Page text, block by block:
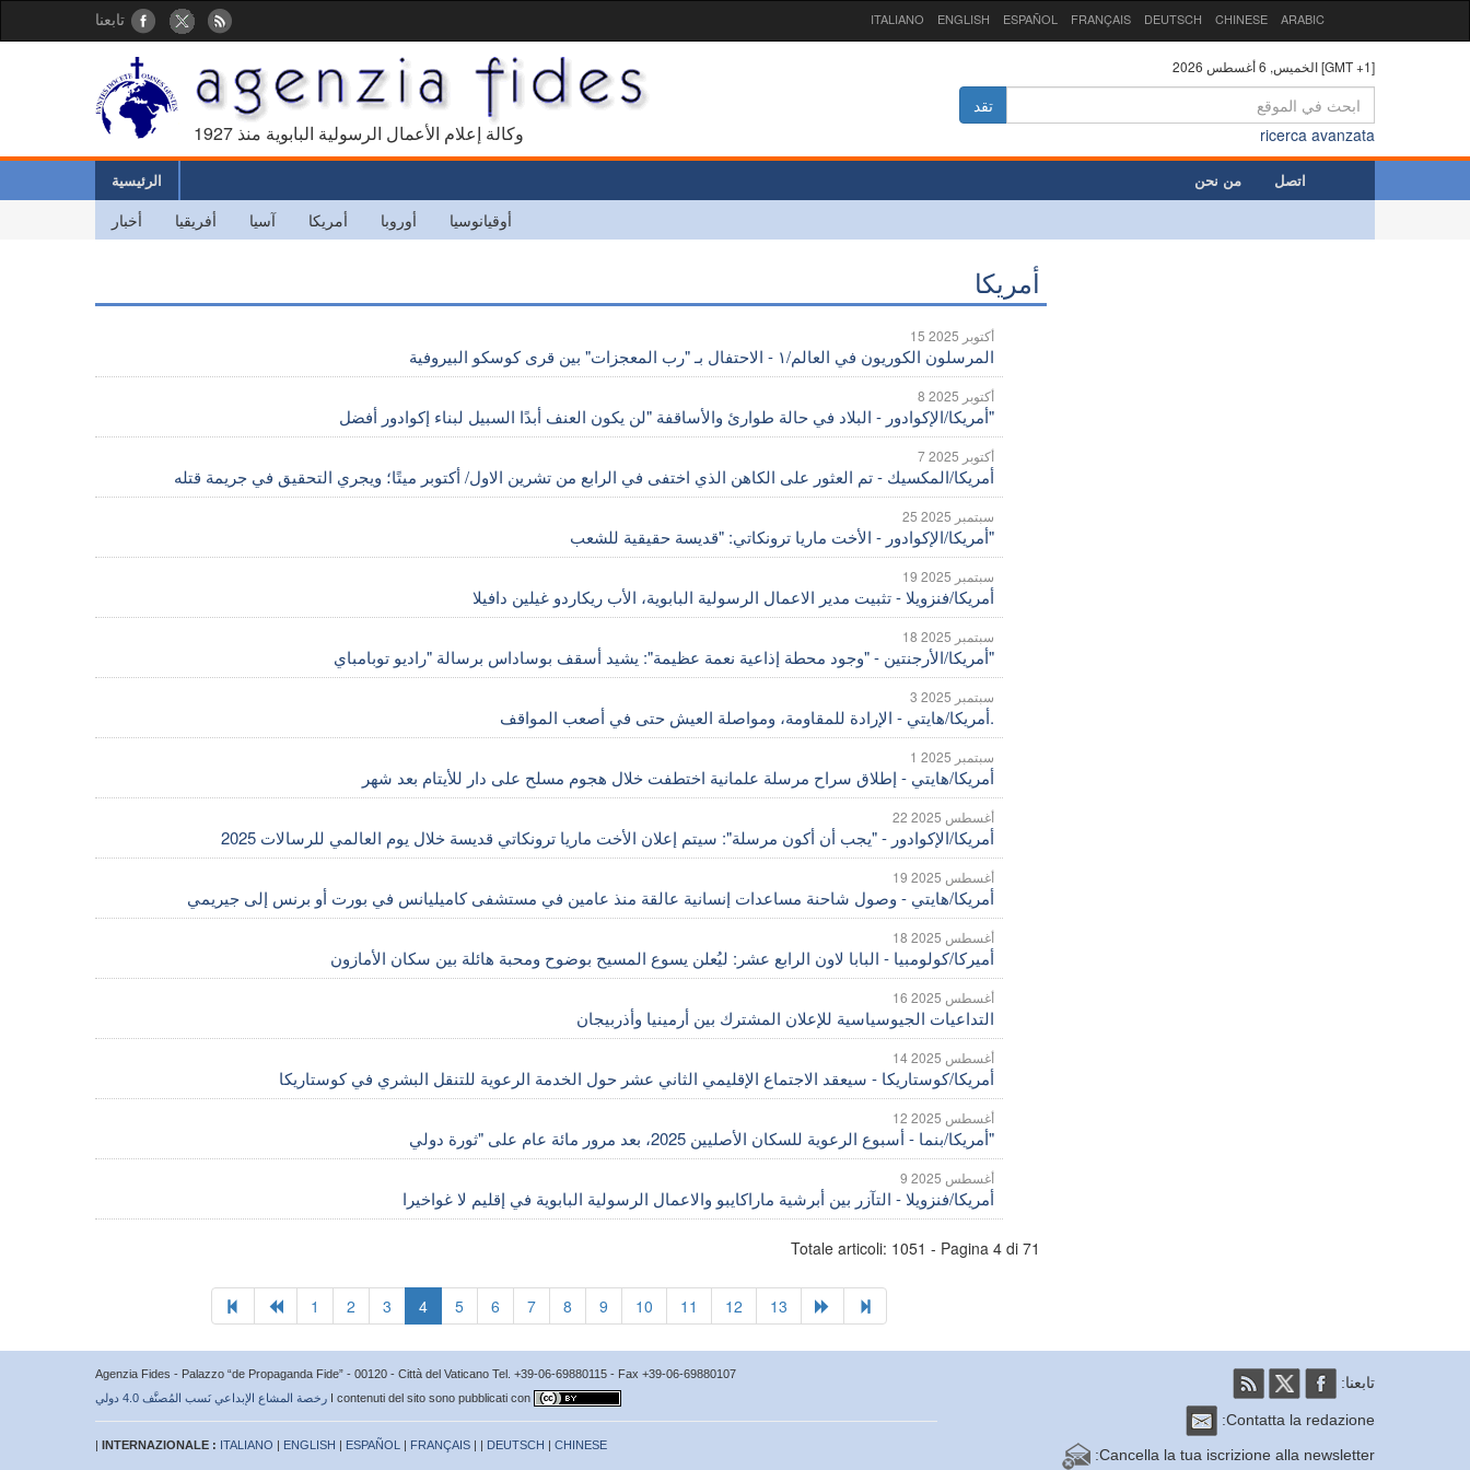
تابعنا ITALIANO ENGLISH ESPAÑOL FRANÇAIS DEUTSCH CHINESE ARABIC
1927 وكالة إعلام الأعمال الرسولية البابوية منذ
الخميس, 6 أغسطس 2026 [GMT +1]
تقد
ricerca avanzata
الرئيسية من نحن اتصل
أخبار أفريقيا آسيا أمريكا أوروبا أوقيانوسيا
أمريكا
15 أكتوبر 2025
المرسلون الكوريون في العالم/١ - الاحتفال بـ "رب المعجزات" بين قرى كوسكو البيروفية
8 أكتوبر 2025
أمريكا/الإكوادور - البلاد في حالة طوارئ والأساقفة "لن يكون العنف أبدًا السبيل لبناء إكوادور أفضل"
7 أكتوبر 2025
أمريكا/المكسيك - تم العثور على الكاهن الذي اختفى في الرابع من تشرين الاول/ أكتوبر ميتًا؛ ويجري التحقيق في جريمة قتله
25 سبتمبر 2025
أمريكا/الإكوادور - الأخت ماريا ترونكاتي: "قديسة حقيقية للشعب"
19 سبتمبر 2025
أمريكا/فنزويلا - تثبيت مدير الاعمال الرسولية البابوية، الأب ريكاردو غيلين دافيلا
18 سبتمبر 2025
أمريكا/الأرجنتين - "وجود محطة إذاعية نعمة عظيمة": يشيد أسقف بوساداس برسالة "راديو توبامباي"
3 سبتمبر 2025
أمريكا/هايتي - الإرادة للمقاومة، ومواصلة العيش حتى في أصعب المواقف.
1 سبتمبر 2025
أمريكا/هايتي - إطلاق سراح مرسلة علمانية اختطفت خلال هجوم مسلح على دار للأيتام بعد شهر
22 أغسطس 2025
أمريكا/الإكوادور - "يجب أن أكون مرسلة": سيتم إعلان الأخت ماريا ترونكاتي قديسة خلال يوم العالمي للرسالات 2025
19 أغسطس 2025
أمريكا/هايتي - وصول شاحنة مساعدات إنسانية عالقة منذ عامين في مستشفى كاميليانس في بورت أو برنس إلى جيريمي
18 أغسطس 2025
أميركا/كولومبيا - البابا لاون الرابع عشر: ليُعلن يسوع المسيح بوضوح ومحبة هائلة بين سكان الأمازون
16 أغسطس 2025
التداعيات الجيوسياسية للإعلان المشترك بين أرمينيا وأذربيجان
14 أغسطس 2025
أمريكا/كوستاريكا - سيعقد الاجتماع الإقليمي الثاني عشر حول الخدمة الرعوية للتنقل البشري في كوستاريكا
12 أغسطس 2025
أمريكا/بنما - أسبوع الرعوية للسكان الأصليين 2025، بعد مرور مائة عام على "ثورة دولي"
9 أغسطس 2025
أمريكا/فنزويلا - التآزر بين أبرشية ماراكايبو والاعمال الرسولية البابوية في إقليم لا غواخيرا
Totale articoli: 1051 - Pagina 4 di 71
1 2 3 4 5 6 7 8 9 10 11 12 13
Agenzia Fides - Palazzo “de Propaganda Fide” - 00120 - Città del Vaticano Tel. +39-06-69880115 - Fax +39-06-69880107
I contenuti del sito sono pubblicati con رخصة المشاع الإبداعي نَسب المُصنَّف 4.0 دولي
INTERNAZIONALE : ITALIANO | ENGLISH | ESPAÑOL | FRANÇAIS | | DEUTSCH | CHINESE
|
تابعنا:
Contatta la redazione:
Cancella la tua iscrizione alla newsletter: